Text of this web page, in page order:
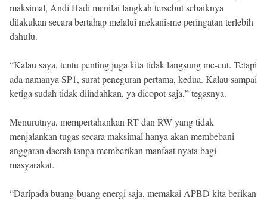
maksimal, Andi Hadi menilai langkah tersebut sebaiknya
dilakukan secara bertahap melalui mekanisme peringatan terlebih
dahulu.
“Kalau saya, tentu penting juga kita tidak langsung me-cut. Tetapi
ada namanya SP1, surat peneguran pertama, kedua. Kalau sampai
ketiga sudah tidak diindahkan, ya dicopot saja,” tegasnya.
Menurutnya, mempertahankan RT dan RW yang tidak
menjalankan tugas secara maksimal hanya akan membebani
anggaran daerah tanpa memberikan manfaat nyata bagi
masyarakat.
“Daripada buang-buang energi saja, memakai APBD kita berikan